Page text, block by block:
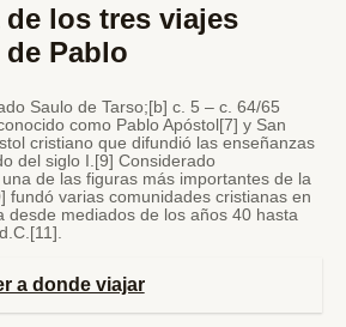
los tres viajes
Pablo
Saulo de Tarso;[b] c. 5 – c. 64/65
como Pablo Apóstol[7] y San
cristiano que difundió las enseñanzas
del siglo I.[9] Considerado
de las figuras más importantes de la
fundó varias comunidades cristianas en
desde mediados de los años 40 hasta
a donde viajar